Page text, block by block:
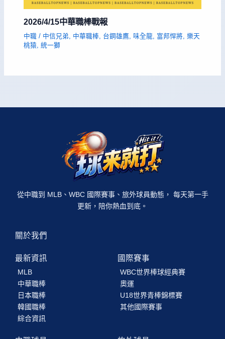
2026/4/15中華職棒戰報
中職 / 中信兄弟 中華職棒 台鋼雄鷹 味全龍 富邦悍將 ,樂天
桃猿 ,統一獅
從中職到 MLB、WBC 國際賽事、旅外球員動態， 每天第一手
更新，陪你熱血到底。
關於我們
最新資訊
MLB
中華職棒
日本職棒
韓國職棒
綜合資訊
國際賽事
WBC世界棒球經典賽
奧運
U18世界青棒錦標賽
其他國際賽事